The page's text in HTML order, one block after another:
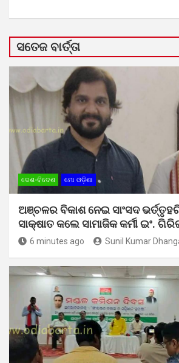
ସତେଜ ବାର୍ତ୍ତା
ଦେଶ-ବିଦେଶ ମୋ ଓଡ଼ିଶା
ଅଞ୍ଚଳର ବିକାଶ ନେଇ ସାଂସଦ
ସାକ୍ଷାତ କଲେ ସାମାଜିକ କର୍ମୀ ଇଂ.
6 minutes ago Sunil Kumar